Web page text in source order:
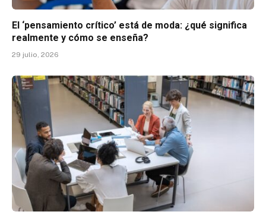
El ‘pensamiento crítico’ está de moda: ¿qué significa
realmente y cómo se enseña?
29 julio, 2026